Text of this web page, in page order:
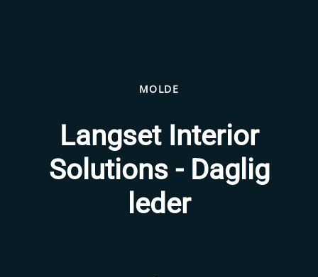
MOLDE
Langset Interior
Solutions - Daglig
leder